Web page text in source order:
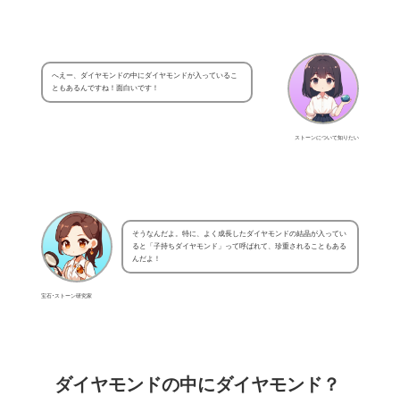
ストーンについて知りたい
へえー、ダイヤモンドの中にダイヤモンドが入っているこ
ともあるんですね！面白いです！
宝石･ストーン研究家
そうなんだよ。特に、よく成長したダイヤモンドの結晶が入ってい
ると「子持ちダイヤモンド」って呼ばれて、珍重されることもある
んだよ！
ダイヤモンドの中にダイヤモンド？